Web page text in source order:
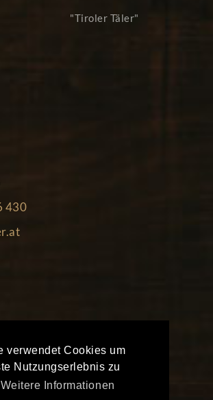
verwendet Cookies um
Nutzungserlebnis zu
Weitere Informationen
"Tiroler Täler"
430